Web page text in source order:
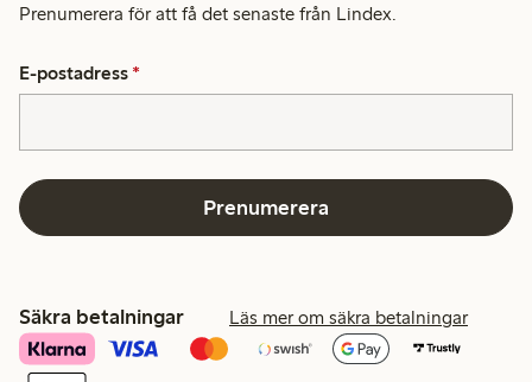
Prenumerera för att få det senaste från Lindex.
E-postadress *
Prenumerera
Säkra betalningar Läs mer om säkra betalningar